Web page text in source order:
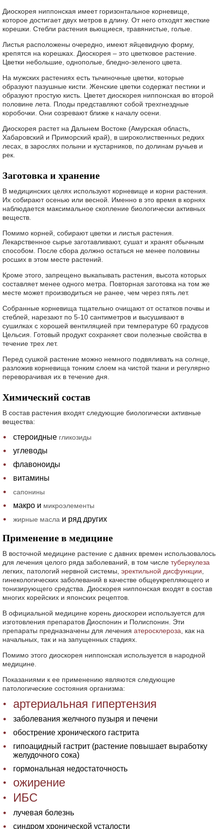
Диоскорея ниппонская имеет горизонтальное корневище,
которое достигает двух метров в длину. От него отходят жесткие
корешки. Стебли растения вьющиеся, травянистые, голые.
Листья расположены очередно, имеют яйцевидную форму,
крепятся на корешках. Диоскорея – это цветковое растение.
Цветки небольшие, однополые, бледно-зеленого цвета.
На мужских растениях есть тычиночные цветки, которые
образуют пазушные кисти. Женские цветки содержат пестики и
образуют простую кисть. Цветет диоскорея ниппонская во второй
половине лета. Плоды представляют собой трехгнездные
коробочки. Они созревают ближе к началу осени.
Диоскорея растет на Дальнем Востоке (Амурская область,
Хабаровский и Приморский край), в широколиственных редких
лесах, в зарослях полыни и кустарников, по долинам ручьев и
рек.
Заготовка и хранение
В медицинских целях используют корневище и корни растения.
Их собирают осенью или весной. Именно в это время в корнях
наблюдается максимальное скопление биологически активных
веществ.
Помимо корней, собирают цветки и листья растения.
Лекарственное сырье заготавливают, сушат и хранят обычным
способом. После сбора должно остаться не менее половины
росших в этом месте растений.
Кроме этого, запрещено выкапывать растения, высота которых
составляет менее одного метра. Повторная заготовка на том же
месте может производиться не ранее, чем через пять лет.
Собранные корневища тщательно очищают от остатков почвы и
стеблей, нарезают по 5-10 сантиметров и высушивают в
сушилках с хорошей вентиляцией при температуре 60 градусов
Цельсия. Готовый продукт сохраняет свои полезные свойства в
течение трех лет.
Перед сушкой растение можно немного подвяливать на солнце,
разложив корневища тонким слоем на чистой ткани и регулярно
переворачивая их в течение дня.
Химический состав
В состав растения входят следующие биологически активные
вещества:
стероидные гликозиды
углеводы
флавоноиды
витамины
сапонины
макро и микроэлементы
жирные масла и ряд других
Применение в медицине
В восточной медицине растение с давних времен использовалось
для лечения целого ряда заболеваний, в том числе туберкулеза
легких, патологий нервной системы, эректильной дисфункции
гинекологических заболеваний в качестве общеукрепляющего и
тонизирующего средства. Диоскорея ниппонская входят в состав
многих корейских и японских рецептов.
В официальной медицине корень диоскореи используется для
изготовления препаратов Диоспонин и Полиспонин. Эти
препараты предназначены для лечения атеросклероза , как на
начальных, так и на запущенных стадиях.
Помимо этого диоскорея ниппонская используется в народной
медицине.
Показаниями к ее применению являются следующие
патологические состояния организма:
артериальная гипертензия
заболевания желчного пузыря и печени
обострение хронического гастрита
гипоацидный гастрит (растение повышает выработку
желудочного сока)
гормональная недостаточность
ожирение
ИБС
лучевая болезнь
синдром хронической усталости